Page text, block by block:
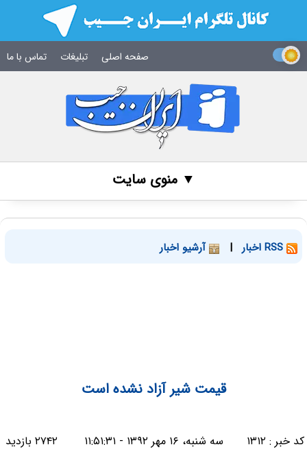
صفحه اصلی تبلیغات تماس با ما
▼ منوی سایت
| آرشیو اخبار
قیمت شیر آزاد نشده است
کد خبر : ۱۳۱۲ سه شنبه، ۱۶ مهر ۱۳۹۲ - ۱۱:۵۱:۳۱ ۲۷۴۲ بازدید